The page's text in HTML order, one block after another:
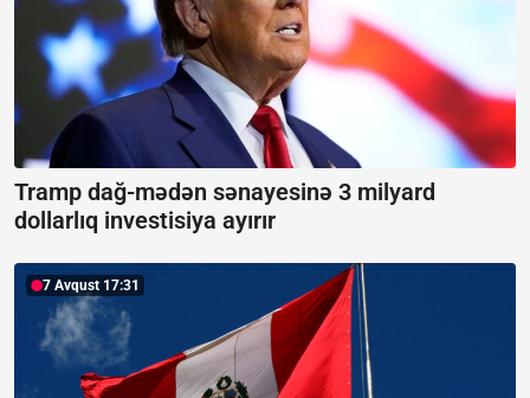
Tramp dağ-mədən sənayesinə 3 milyard
dollarlıq investisiya ayırır
7 Avqust 17:31